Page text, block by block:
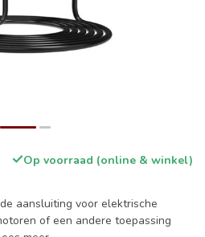
Op voorraad (online & winkel)
aansluiting voor elektrische
of een andere toepassing